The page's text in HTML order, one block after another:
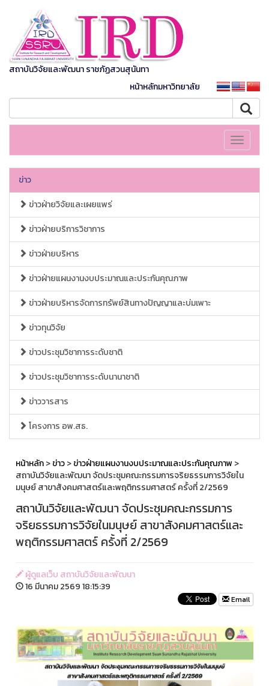
สถาบันวิจัยและพัฒนา ราชภัฏสวนสุนันทา
หน้าหลักมหาวิทยาลัย
Toggle
ข่าว
ข่าวฝ่ายวิจัยและเผยแพร่
ข่าวฝ่ายบริการวิชาการ
ข่าวฝ่ายบริหาร
ข่าวฝ่ายแผนงานงบประมาณและประกันคุณภาพ
ข่าวฝ่ายบริหารจัดการทรัพย์สินทางปัญญาและบ่มเพาะ
ข่าวทุนวิจัย
ข่าวประชุมวิชาการระดับชาติ
ข่าวประชุมวิชาการระดับนานาชาติ
ข่าววารสาร
โครงการ อพ.สธ.
หน้าหลัก>ข่าว>ข่าวฝ่ายแผนงานงบประมาณและประกันคุณภาพ >
สถาบันวิจัยและพัฒนา จัดประชุมคณะกรรมการจริยธรรมการวิจัยใน
มนุษย์ สาขาสังคมศาสตร์และพฤติกรรมศาสตร์ ครั้งที่ 2/2569
สถาบันวิจัยและพัฒนา จัดประชุมคณะกรรมการ
จริยธรรมการวิจัยในมนุษย์ สาขาสังคมศาสตร์และ
พฤติกรรมศาสตร์ ครั้งที่ 2/2569
ผู้ดูแลเว็บ สถาบันวิจัยและพัฒนา
16 มีนาคม 2569 18:15:39
Email